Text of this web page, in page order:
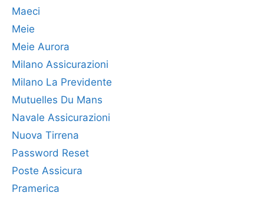
Maeci
Meie
Meie Aurora
Milano Assicurazioni
Milano La Previdente
Mutuelles Du Mans
Navale Assicurazioni
Nuova Tirrena
Password Reset
Poste Assicura
Pramerica